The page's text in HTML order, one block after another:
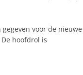
voor de nieuwe
hoofdrol is